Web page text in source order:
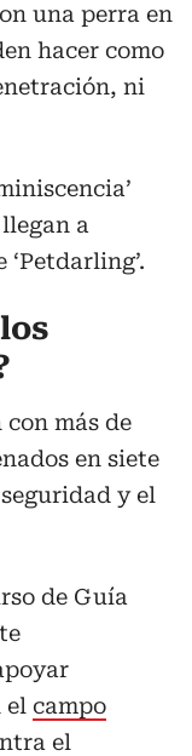
una perra en
hacer como
ni
a
más de
en siete
y el
de Guía
el campo
el